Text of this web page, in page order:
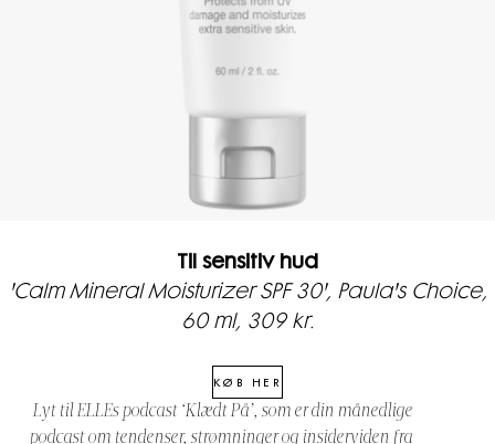
Til sensitiv hud
'Calm Mineral Moisturizer SPF 30', Paula's Choice,
60 ml, 309 kr.
KØB HER
Lyt til ELLEs podcast ‘Klædt På’, som er din månedlige
podcast om tendenser, strømninger og insiderviden fra